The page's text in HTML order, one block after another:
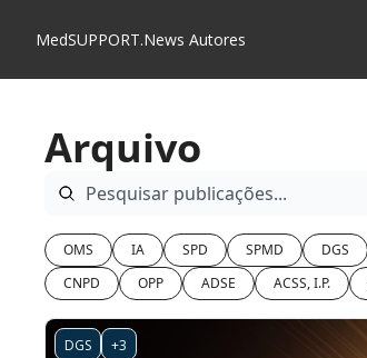
MedSUPPORT.News Autores
Arquivo
OMS IA SPD SPMD DGS
CNPD
OPP ADSE ACSS, I.P.
DGS +3